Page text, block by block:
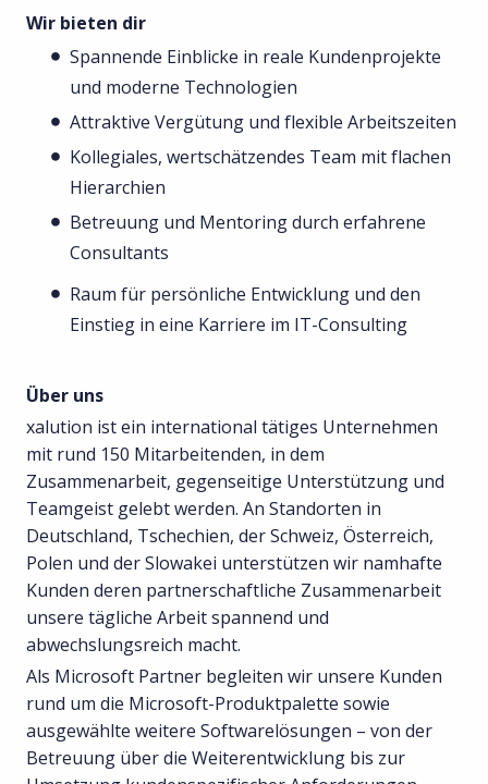
Wir bieten dir
Spannende Einblicke in reale Kundenprojekte
und moderne Technologien
Attraktive Vergütung und flexible Arbeitszeiten
Kollegiales, wertschätzendes Team mit flachen
Hierarchien
Betreuung und Mentoring durch erfahrene
Consultants
Raum für persönliche Entwicklung und den
Einstieg in eine Karriere im IT-Consulting
Über uns
xalution ist ein international tätiges Unternehmen
mit rund 150 Mitarbeitenden, in dem
Zusammenarbeit, gegenseitige Unterstützung und
Teamgeist gelebt werden. An Standorten in
Deutschland, Tschechien, der Schweiz, Österreich,
Polen und der Slowakei unterstützen wir namhafte
Kunden deren partnerschaftliche Zusammenarbeit
unsere tägliche Arbeit spannend und
abwechslungsreich macht.
Als Microsoft Partner begleiten wir unsere Kunden
rund um die Microsoft-Produktpalette sowie
ausgewählte weitere Softwarelösungen – von der
Betreuung über die Weiterentwicklung bis zur